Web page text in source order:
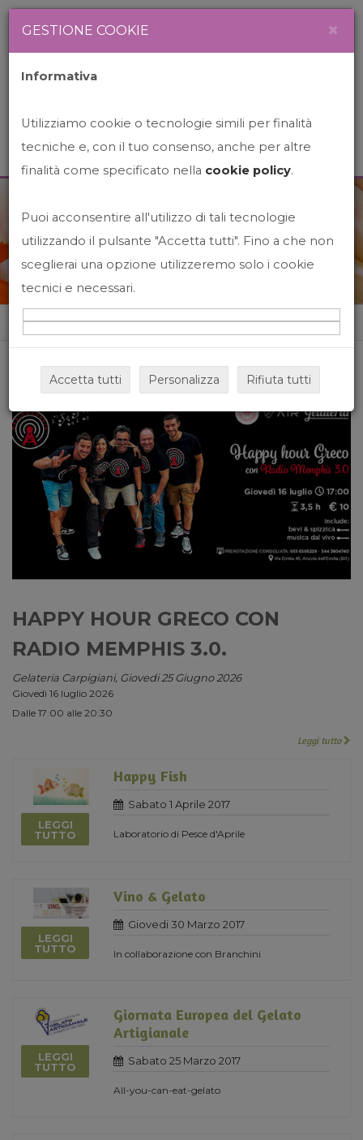
News&Events
Home News&events
HAPPY HOUR GRECO CON
RADIO MEMPHIS 3.0.
Gelateria Carpigiani, Giovedi 25 Giugno 2026
Giovedì 16 luglio 2026
Dalle 17:00 alle 20:30
Leggi tutto
LEGGI
TUTTO
Happy Fish
Sabato 1 Aprile 2017
Laboratorio di Pesce d'Aprile
LEGGI
TUTTO
Vino & Gelato
Giovedi 30 Marzo 2017
In collaborazione con Branchini
LEGGI
TUTTO
Giornata Europea del Gelato
Artigianale
Sabato 25 Marzo 2017
All-you-can-eat-gelato
GESTIONE COOKIE ×
Informativa
Utilizziamo cookie o tecnologie simili per finalità
tecniche e, con il tuo consenso, anche per altre
finalità come specificato nella cookie policy.
Puoi acconsentire all'utilizzo di tali tecnologie
utilizzando il pulsante "Accetta tutti". Fino a che non
sceglierai una opzione utilizzeremo solo i cookie
tecnici e necessari.
Accetta tutti Personalizza Rifiuta tutti